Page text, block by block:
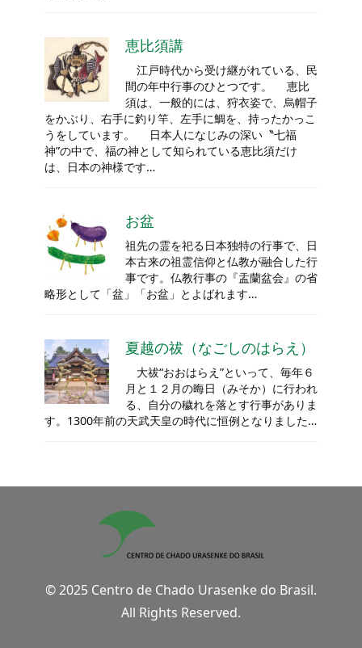
恵比須講
江戸時代から受け継がれている、民
間の年中行事のひとつです。 恵比
須は、一般的には、狩衣姿で、烏帽子
をかぶり、右手に釣り竿、左手に鯛を、持ったかっこ
うをしています。 日本人になじみの深い〝七福
神”の中で、福の神として知られている恵比須だけ
は、日本の神様です…
お盆
祖先の霊を祀る日本独特の行事で、日
本古来の祖霊信仰と仏教が融合した行
事です。仏教行事の『盂蘭盆会』の省
略形として「盆」「お盆」とよばれます…
夏越の祓（なごしのはらえ）
大祓“おおはらえ”といって、毎年６
月と１２月の晦日（みそか）に行われ
る、自分の穢れを落とす行事がありま
す。1300年前の天武天皇の時代に恒例となりました…
© 2025 Centro de Chado Urasenke do Brasil.
All Rights Reserved.